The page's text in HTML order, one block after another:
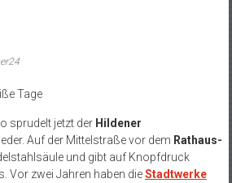
Tage
sprudelt jetzt der Hildener
Auf der Mittelstraße vor dem Rathaus-
und gibt auf Knopfdruck
Vor zwei Jahren haben dieStadtwerke